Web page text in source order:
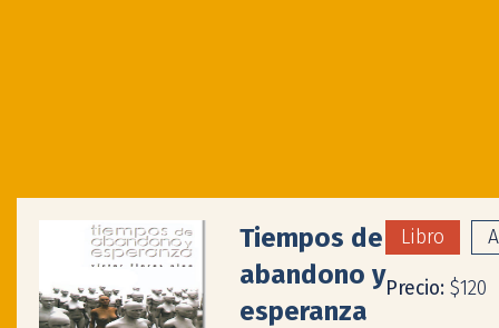
Tiempos de
abandono y
esperanza
Libro
Precio: $120